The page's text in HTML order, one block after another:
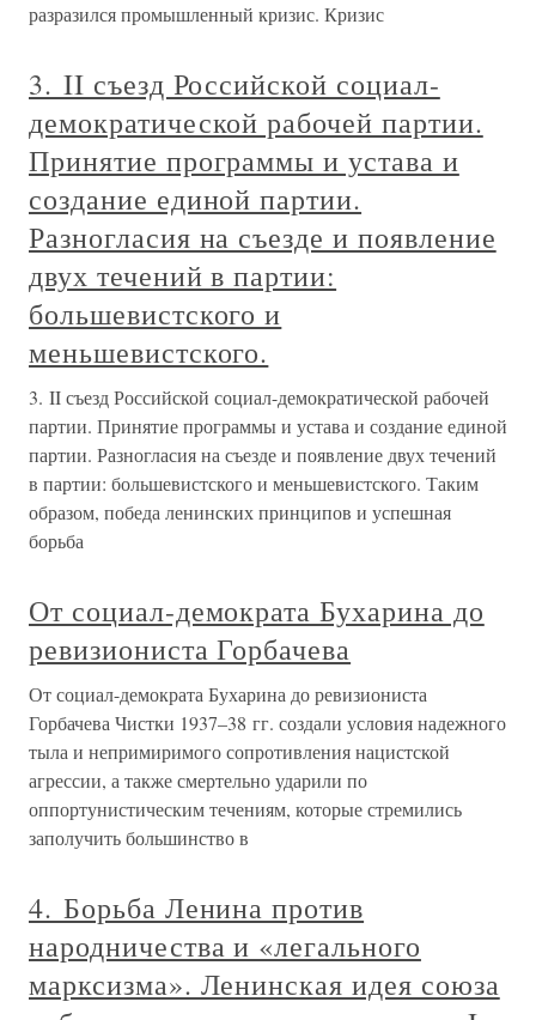
разразился промышленный кризис. Кризис
3. II съезд Российской социал-
демократической рабочей партии.
Принятие программы и устава и
создание единой партии.
Разногласия на съезде и появление
двух течений в партии:
большевистского и
меньшевистского.
3. II съезд Российской социал-демократической рабочей
партии. Принятие программы и устава и создание единой
партии. Разногласия на съезде и появление двух течений
в партии: большевистского и меньшевистского. Таким
образом, победа ленинских принципов и успешная
борьба
От социал-демократа Бухарина до
ревизиониста Горбачева
От социал-демократа Бухарина до ревизиониста
Горбачева Чистки 1937–38 гг. создали условия надежного
тыла и непримиримого сопротивления нацистской
агрессии, а также смертельно ударили по
оппортунистическим течениям, которые стремились
заполучить большинство в
4. Борьба Ленина против
народничества и «легального
марксизма». Ленинская идея союза